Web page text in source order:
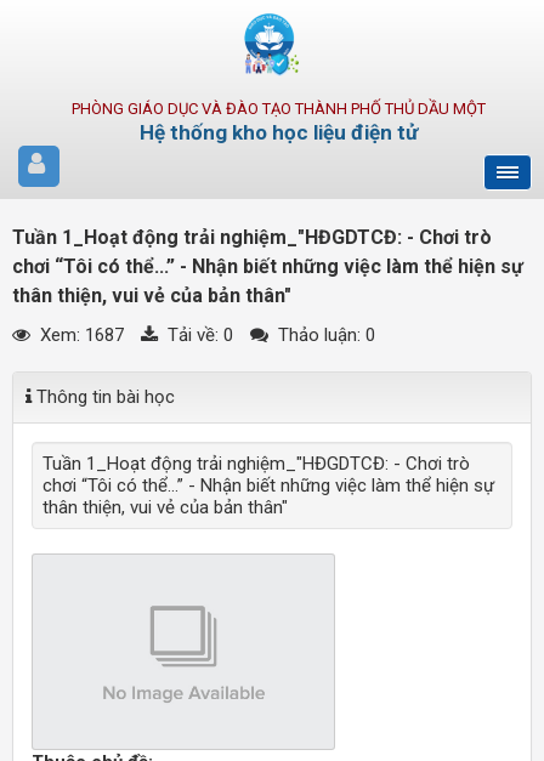
PHÒNG GIÁO DỤC VÀ ĐÀO TẠO THÀNH PHỐ THỦ DẦU MỘT
Hệ thống kho học liệu điện tử
Tuần 1_Hoạt động trải nghiệm_"HĐGDTCĐ: - Chơi trò
chơi “Tôi có thể...” - Nhận biết những việc làm thể hiện sự
thân thiện, vui vẻ của bản thân"
Xem: 1687 Tải về: 0 Thảo luận: 0
Thông tin bài học
Tuần 1_Hoạt động trải nghiệm_"HĐGDTCĐ: - Chơi trò
chơi “Tôi có thể...” - Nhận biết những việc làm thể hiện sự
thân thiện, vui vẻ của bản thân"